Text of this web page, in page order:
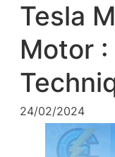
Tesla
Motor :
24/02/2024